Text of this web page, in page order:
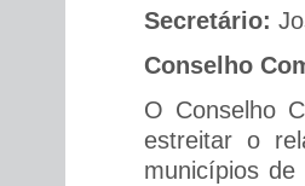
Secretário:
Conselho
O Conselho
estreitar o
municípios